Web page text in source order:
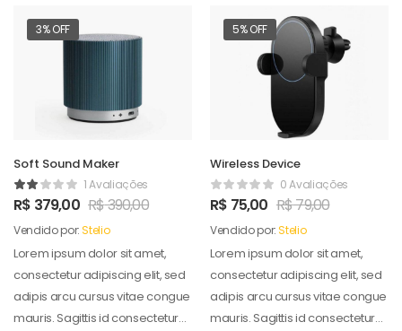
3% OFF
Soft Sound Maker
1 Avaliações
R$ 379,00 R$390,00
Vendido por:Stelio
Lorem ipsum dolor sit amet,
consectetur adipiscing elit, sed
adipis arcu cursus vitae congue
mauris. Sagittis id consectetur
5% OFF
Wireless Device
0 Avaliações
R$ 75,00 R$79,00
Vendido por:Stelio
Lorem ipsum dolor sit amet,
consectetur adipiscing elit, sed
adipis arcu cursus vitae congue
mauris. Sagittis id consectetur